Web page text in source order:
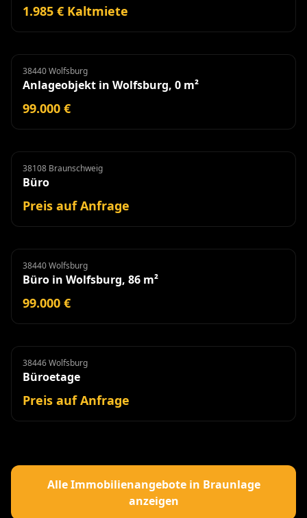
1.985 € Kaltmiete
Anlageobjekt
38440 Wolfsburg
Anlageobjekt in Wolfsburg, 0 m²
99.000 €
Büro Miete
38108 Braunschweig
Büro
Preis auf Anfrage
Büro
38440 Wolfsburg
Büro in Wolfsburg, 86 m²
99.000 €
Büroetage Miete
38446 Wolfsburg
Büroetage
Preis auf Anfrage
Alle Immobilienangebote in Braunlage
anzeigen